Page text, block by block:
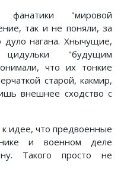
фанатики "мировой
так и не поняли, за
нагана. Хнычущие,
"будущим
что их тонкие
старой, какмир,
внешнее сходство с
к идее, что предвоенные
и военном деле
Такого просто не